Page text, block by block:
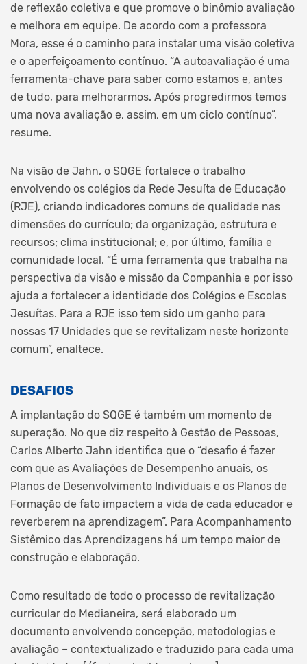
de reflexão coletiva e que promove o binômio avaliação
e melhora em equipe. De acordo com a professora
Mora, esse é o caminho para instalar uma visão coletiva
e o aperfeiçoamento contínuo. “A autoavaliação é uma
ferramenta-chave para saber como estamos e, antes
de tudo, para melhorarmos. Após progredirmos temos
uma nova avaliação e, assim, em um ciclo contínuo”,
resume.
Na visão de Jahn, o SQGE fortalece o trabalho
envolvendo os colégios da Rede Jesuíta de Educação
(RJE), criando indicadores comuns de qualidade nas
dimensões do currículo; da organização, estrutura e
recursos; clima institucional; e, por último, família e
comunidade local. “É uma ferramenta que trabalha na
perspectiva da visão e missão da Companhia e por isso
ajuda a fortalecer a identidade dos Colégios e Escolas
Jesuítas. Para a RJE isso tem sido um ganho para
nossas 17 Unidades que se revitalizam neste horizonte
comum”, enaltece.
DESAFIOS
A implantação do SQGE é também um momento de
superação. No que diz respeito à Gestão de Pessoas,
Carlos Alberto Jahn identifica que o “desafio é fazer
com que as Avaliações de Desempenho anuais, os
Planos de Desenvolvimento Individuais e os Planos de
Formação de fato impactem a vida de cada educador e
reverberem na aprendizagem”. Para Acompanhamento
Sistêmico das Aprendizagens há um tempo maior de
construção e elaboração.
Como resultado de todo o processo de revitalização
curricular do Medianeira, será elaborado um
documento envolvendo concepção, metodologias e
avaliação – contextualizado e traduzido para cada uma